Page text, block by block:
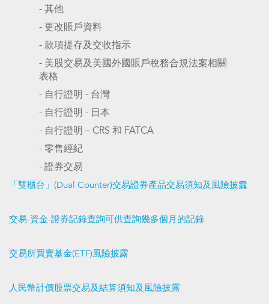
- 其他
- 更改賬戶資料
- 款項提存及交收指示
- 美股交易及美國外國賬戶稅務合規法案相關
表格
- 自行證明 - 台灣
- 自行證明 - 日本
- 自行證明 – CRS 和 FATCA
- 零售經紀
- 證券交易
「雙櫃台」(Dual Counter)交易證券產品交易須知及風險披露
交易-資金-證券記錄查詢可供查詢幾多個月的記錄
交易所買賣基金(ETF)風險披露
人民幣計價股票交易及結算須知及風險披露